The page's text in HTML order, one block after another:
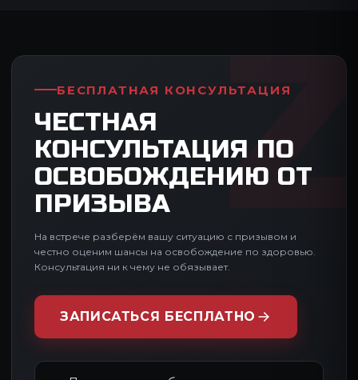
БЕСПЛАТНАЯ КОНСУЛЬТАЦИЯ
ЧЕСТНАЯ
КОНСУЛЬТАЦИЯ ПО
ОСВОБОЖДЕНИЮ ОТ
ПРИЗЫВА
На встрече разберём вашу ситуацию с призывом и
честно оценим шансы на освобождение по здоровью.
Консультация ни к чему не обязывает.
ЗАПИСАТЬСЯ БЕСПЛАТНО